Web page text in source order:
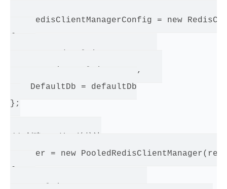
var redisClientManagerConfig = new
MaxWritePoolSize = 50,
DefaultDb = defaultDb
};
Manager = new